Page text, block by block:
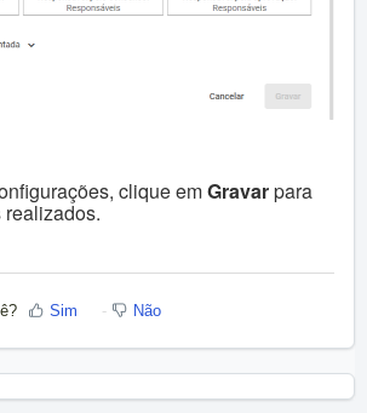
clique emGravarpara
Sim Não